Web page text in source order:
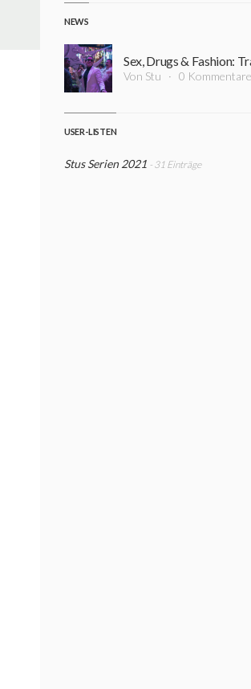
NEWS
Von Stu 0 Kommentare
USER-LISTEN
Stus Serien 2021 - 31 Einträge